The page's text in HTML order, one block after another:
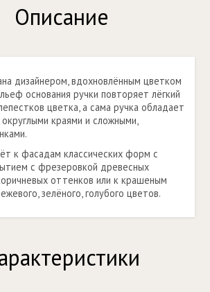
Описание
дизайнером, вдохновлённым цветком
основания ручки повторяет лёгкий
цветка, а сама ручка обладает
краями и сложными,
к фасадам классических форм с
с фрезеровкой древесных
оттенков или к крашеным
зелёного, голубого цветов.